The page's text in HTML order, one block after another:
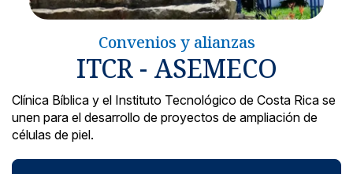
Noticias y blog
Convenios y alianzas
ITCR - ASEMECO
Clínica Bíblica y el Instituto Tecnológico de Costa Rica se
unen para el desarrollo de proyectos de ampliación de
células de piel.